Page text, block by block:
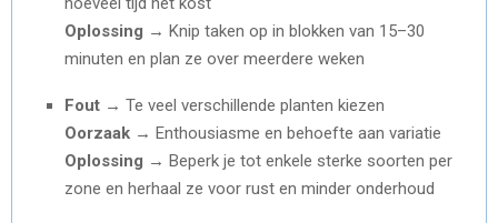
Oplossing → Knip taken op in blokken van 15–30
minuten en plan ze over meerdere weken
Fout → Te veel verschillende planten kiezen
Oorzaak → Enthousiasme en behoefte aan variatie
Oplossing → Beperk je tot enkele sterke soorten per
zone en herhaal ze voor rust en minder onderhoud